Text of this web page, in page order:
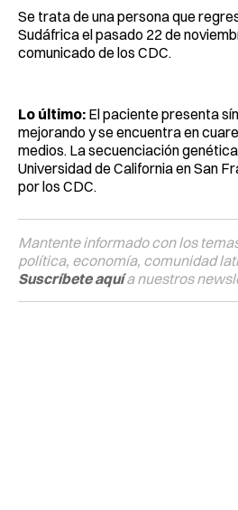
Se trata de una persona que
Sudáfrica el pasado 22 de
comunicado de los CDC.
Lo último: El paciente presenta
mejorando y se encuentra en
medios. La secuenciación
Universidad de California en San
por los CDC.
Mantente informado con los
política, economía, comunidad
Suscríbete aquía nuestros